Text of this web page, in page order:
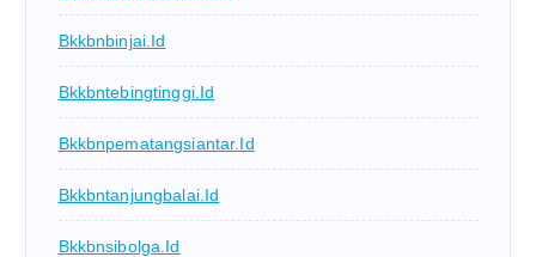
Bkkbnbinjai.id
Bkkbntebingtinggi.id
Bkkbnpematangsiantar.id
Bkkbntanjungbalai.id
Bkkbnsibolga.id